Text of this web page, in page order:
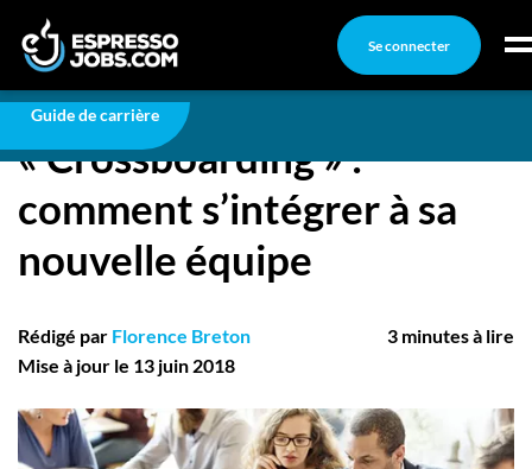
Se connecter
Connexion
Créez un compte
Emplois
Recherchez un emploi
Ma boîte à outils
Nos chroniques
Guide de carrière
Carrière
« Crossboarding » : comment s’intégrer à sa
nouvelle équipe
« Crossboarding » :
comment s’intégrer à sa
nouvelle équipe
Rédigé par Florence Breton
Mise à jour le 13 juin 2018
3 minutes à lire